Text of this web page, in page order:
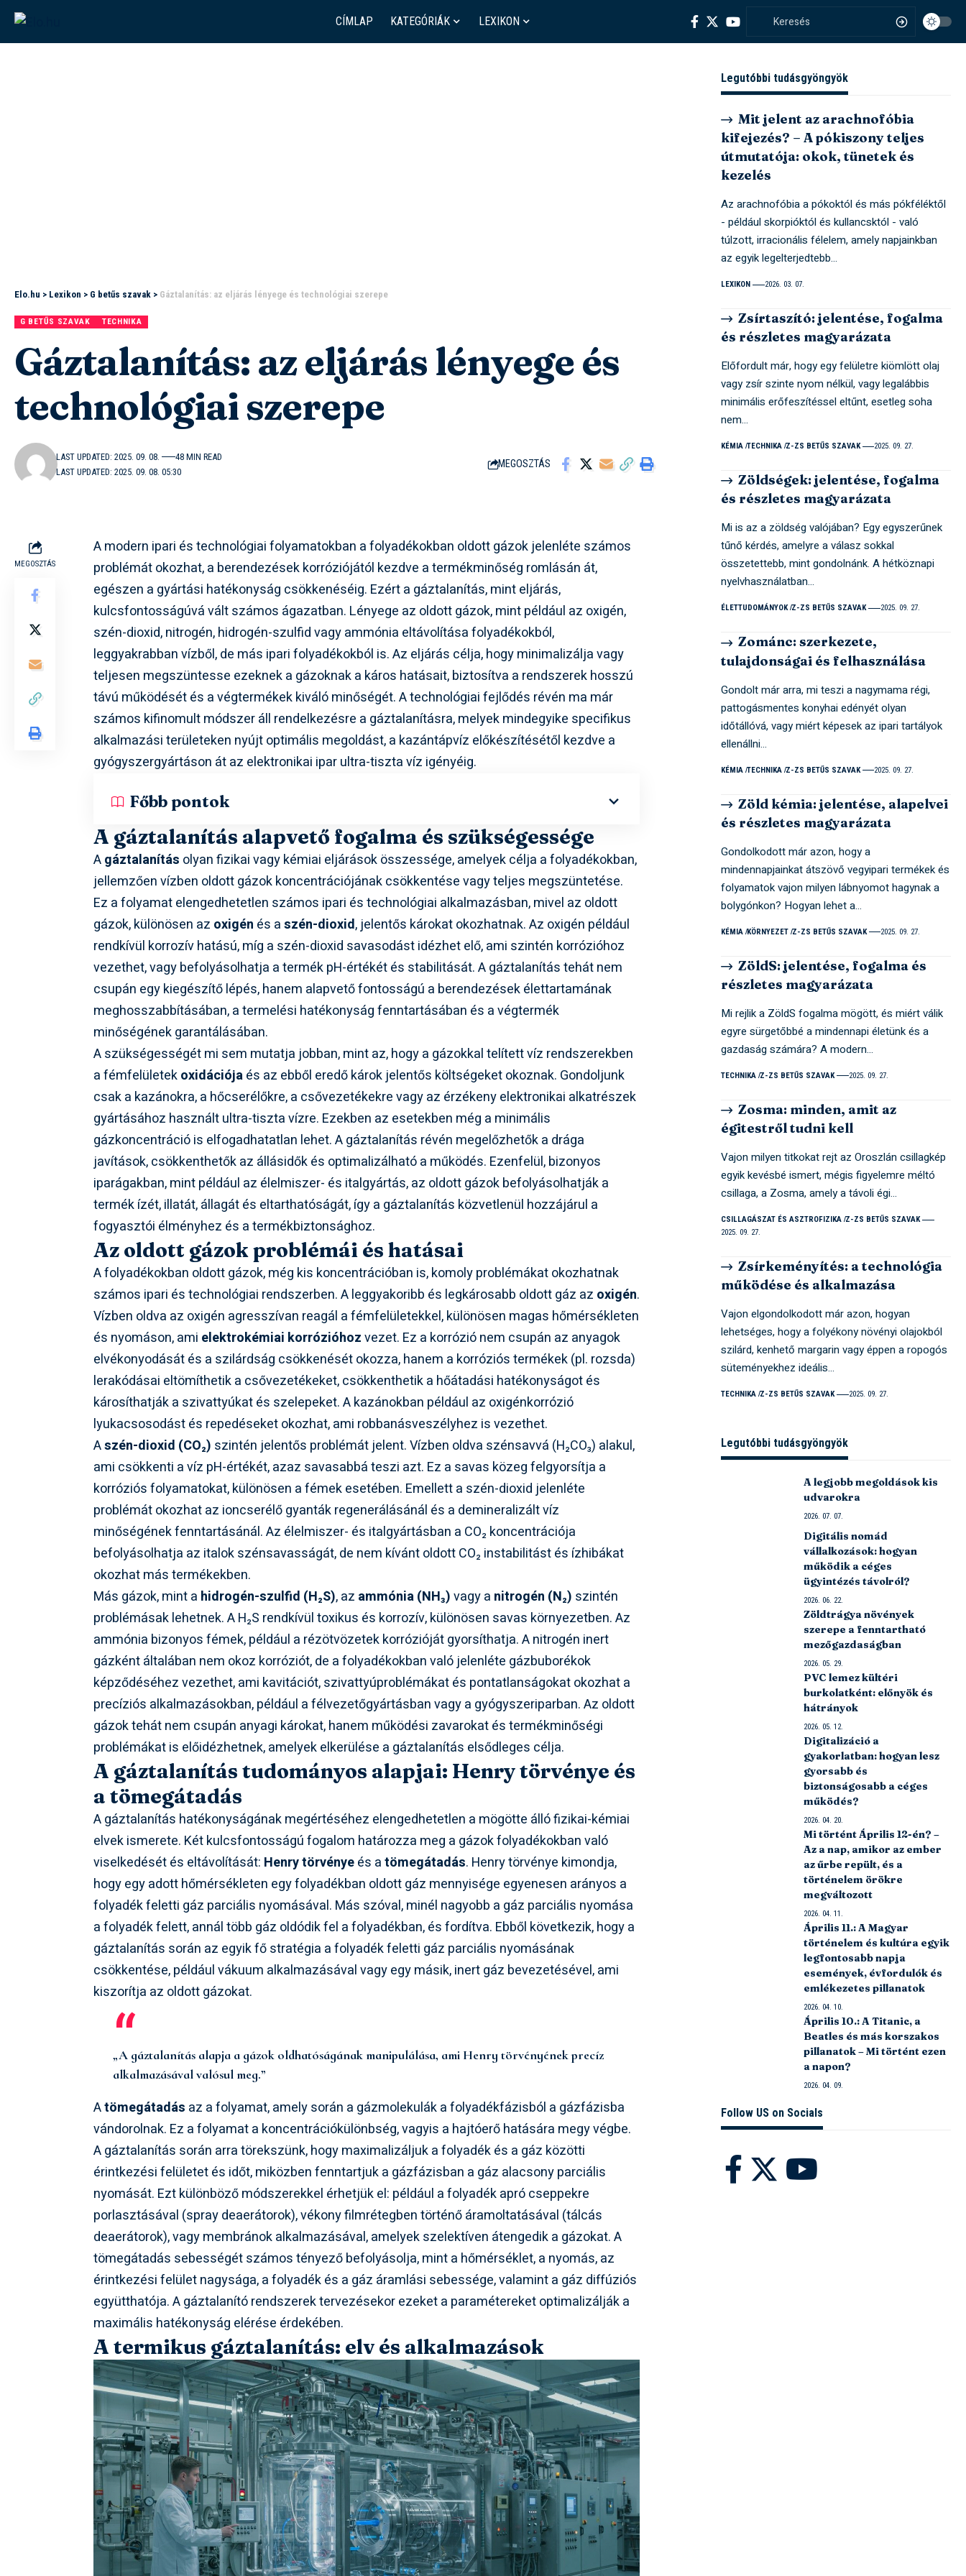
CÍMLAP KATEGÓRIÁK LEXIKON
Elo.hu > Lexikon > G betűs szavak > Gáztalanítás: az eljárás lényege és technológiai szerepe
G BETŰS SZAVAK TECHNIKA
Gáztalanítás: az eljárás lényege és
technológiai szerepe
LAST UPDATED: 2025. 09. 08. 05:30
LAST UPDATED: 2025. 09. 08. 48 MIN READ
MEGOSZTÁS
MEGOSZTÁS
A modern ipari és technológiai folyamatokban a folyadékokban oldott gázok jelenléte számos
problémát okozhat, a berendezések korróziójától kezdve a termékminőség romlásán át,
egészen a gyártási hatékonyság csökkenéséig. Ezért a gáztalanítás, mint eljárás,
kulcsfontosságúvá vált számos ágazatban. Lényege az oldott gázok, mint például az oxigén,
szén-dioxid, nitrogén, hidrogén-szulfid vagy ammónia eltávolítása folyadékokból,
leggyakrabban vízből, de más ipari folyadékokból is. Az eljárás célja, hogy minimalizálja vagy
teljesen megszüntesse ezeknek a gázoknak a káros hatásait, biztosítva a rendszerek hosszú
távú működését és a végtermékek kiváló minőségét. A technológiai fejlődés révén ma már
számos kifinomult módszer áll rendelkezésre a gáztalanításra, melyek mindegyike specifikus
alkalmazási területeken nyújt optimális megoldást, a kazántápvíz előkészítésétől kezdve a
gyógyszergyártáson át az elektronikai ipar ultra-tiszta víz igényéig.
Főbb pontok
A gáztalanítás alapvető fogalma és szükségessége
Agáztalanítás olyan fizikai vagy kémiai eljárások összessége, amelyek célja a folyadékokban,
jellemzően vízben oldott gázok koncentrációjának csökkentése vagy teljes megszüntetése.
Ez a folyamat elengedhetetlen számos ipari és technológiai alkalmazásban, mivel az oldott
gázok, különösen az oxigén és aszén-dioxid, jelentős károkat okozhatnak. Az oxigén például
rendkívül korrozív hatású, míg a szén-dioxid savasodást idézhet elő, ami szintén korrózióhoz
vezethet, vagy befolyásolhatja a termék pH-értékét és stabilitását. A gáztalanítás tehát nem
csupán egy kiegészítő lépés, hanem alapvető fontosságú a berendezések élettartamának
meghosszabbításában, a termelési hatékonyság fenntartásában és a végtermék
minőségének garantálásában.
A szükségességét mi sem mutatja jobban, mint az, hogy a gázokkal telített víz rendszerekben
a fémfelületekoxidációjaés az ebből eredő károk jelentős költségeket okoznak. Gondoljunk
csak a kazánokra, a hőcserélőkre, a csővezetékekre vagy az érzékeny elektronikai alkatrészek
gyártásához használt ultra-tiszta vízre. Ezekben az esetekben még a minimális
gázkoncentráció is elfogadhatatlan lehet. A gáztalanítás révén megelőzhetők a drága
javítások, csökkenthetők az állásidők és optimalizálható a működés. Ezenfelül, bizonyos
iparágakban, mint például az élelmiszer- és italgyártás, az oldott gázok befolyásolhatják a
termék ízét, illatát, állagát és eltarthatóságát, így a gáztalanítás közvetlenül hozzájárul a
fogyasztói élményhez és a termékbiztonsághoz.
Az oldott gázok problémái és hatásai
A folyadékokban oldott gázok, még kis koncentrációban is, komoly problémákat okozhatnak
számos ipari és technológiai rendszerben. A leggyakoribb és legkárosabb oldott gáz az oxigén.
Vízben oldva az oxigén agresszívan reagál a fémfelületekkel, különösen magas hőmérsékleten
és nyomáson, ami elektrokémiai korrózióhozvezet. Ez a korrózió nem csupán az anyagok
elvékonyodását és a szilárdság csökkenését okozza, hanem a korróziós termékek (pl. rozsda)
lerakódásai eltömíthetik a csővezetékeket, csökkenthetik a hőátadási hatékonyságot és
károsíthatják a szivattyúkat és szelepeket. A kazánokban például az oxigénkorrózió
lyukacsosodást és repedéseket okozhat, ami robbanásveszélyhez is vezethet.
Aszén-dioxid (CO₂) szintén jelentős problémát jelent. Vízben oldva szénsavvá (H₂CO₃) alakul,
ami csökkenti a víz pH-értékét, azaz savasabbá teszi azt. Ez a savas közeg felgyorsítja a
korróziós folyamatokat, különösen a fémek esetében. Emellett a szén-dioxid jelenléte
problémát okozhat az ioncserélő gyanták regenerálásánál és a demineralizált víz
minőségének fenntartásánál. Az élelmiszer- és italgyártásban a CO₂ koncentrációja
befolyásolhatja az italok szénsavasságát, de nem kívánt oldott CO₂ instabilitást és ízhibákat
okozhat más termékekben.
Más gázok, mint a hidrogén-szulfid (H₂S), az ammónia (NH₃)vagy a nitrogén (N₂) szintén
problémásak lehetnek. A H₂S rendkívül toxikus és korrozív, különösen savas környezetben. Az
ammónia bizonyos fémek, például a rézötvözetek korrózióját gyorsíthatja. A nitrogén inert
gázként általában nem okoz korróziót, de a folyadékokban való jelenléte gázbuborékok
képződéséhez vezethet, ami kavitációt, szivattyúproblémákat és pontatlanságokat okozhat a
precíziós alkalmazásokban, például a félvezetőgyártásban vagy a gyógyszeriparban. Az oldott
gázok tehát nem csupán anyagi károkat, hanem működési zavarokat és termékminőségi
problémákat is előidézhetnek, amelyek elkerülése a gáztalanítás elsődleges célja.
A gáztalanítás tudományos alapjai: Henry törvénye és
a tömegátadás
A gáztalanítás hatékonyságának megértéséhez elengedhetetlen a mögötte álló fizikai-kémiai
elvek ismerete. Két kulcsfontosságú fogalom határozza meg a gázok folyadékokban való
viselkedését és eltávolítását: Henry törvényeés atömegátadás. Henry törvénye kimondja,
hogy egy adott hőmérsékleten egy folyadékban oldott gáz mennyisége egyenesen arányos a
folyadék feletti gáz parciális nyomásával. Más szóval, minél nagyobb a gáz parciális nyomása
a folyadék felett, annál több gáz oldódik fel a folyadékban, és fordítva. Ebből következik, hogy a
gáztalanítás során az egyik fő stratégia a folyadék feletti gáz parciális nyomásának
csökkentése, például vákuum alkalmazásával vagy egy másik, inert gáz bevezetésével, ami
kiszorítja az oldott gázokat.
„A gáztalanítás alapja a gázok oldhatóságának manipulálása, ami Henry törvényének precíz
alkalmazásával valósul meg.”
Atömegátadás az a folyamat, amely során a gázmolekulák a folyadékfázisból a gázfázisba
vándorolnak. Ez a folyamat a koncentrációkülönbség, vagyis a hajtóerő hatására megy végbe.
A gáztalanítás során arra törekszünk, hogy maximalizáljuk a folyadék és a gáz közötti
érintkezési felületet és időt, miközben fenntartjuk a gázfázisban a gáz alacsony parciális
nyomását. Ezt különböző módszerekkel érhetjük el: például a folyadék apró cseppekre
porlasztásával (spray deaerátorok), vékony filmrétegben történő áramoltatásával (tálcás
deaerátorok), vagy membránok alkalmazásával, amelyek szelektíven átengedik a gázokat. A
tömegátadás sebességét számos tényező befolyásolja, mint a hőmérséklet, a nyomás, az
érintkezési felület nagysága, a folyadék és a gáz áramlási sebessége, valamint a gáz diffúziós
együtthatója. A gáztalanító rendszerek tervezésekor ezeket a paramétereket optimalizálják a
maximális hatékonyság elérése érdekében.
A termikus gáztalanítás: elv és alkalmazások
Legutóbbi tudásgyöngyök
Mit jelent az arachnofóbia
kifejezés? – A pókiszony teljes
útmutatója: okok, tünetek és
kezelés
Az arachnofóbia a pókoktól és más pókféléktől
- például skorpióktól és kullancsktól - való
túlzott, irracionális félelem, amely napjainkban
az egyik legelterjedtebb…
LEXIKON 2026. 03. 07.
Zsírtaszító: jelentése, fogalma
és részletes magyarázata
Előfordult már, hogy egy felületre kiömlött olaj
vagy zsír szinte nyom nélkül, vagy legalábbis
minimális erőfeszítéssel eltűnt, esetleg soha
nem…
KÉMIA TECHNIKA Z-ZS BETŰS SZAVAK 2025. 09. 27.
Zöldségek: jelentése, fogalma
és részletes magyarázata
Mi is az a zöldség valójában? Egy egyszerűnek
tűnő kérdés, amelyre a válasz sokkal
összetettebb, mint gondolnánk. A hétköznapi
nyelvhasználatban…
ÉLETTUDOMÁNYOK Z-ZS BETŰS SZAVAK 2025. 09. 27.
Zománc: szerkezete,
tulajdonságai és felhasználása
Gondolt már arra, mi teszi a nagymama régi,
pattogásmentes konyhai edényét olyan
időtállóvá, vagy miért képesek az ipari tartályok
ellenállni…
KÉMIA TECHNIKA Z-ZS BETŰS SZAVAK 2025. 09. 27.
Zöld kémia: jelentése, alapelvei
és részletes magyarázata
Gondolkodott már azon, hogy a
mindennapjainkat átszövő vegyipari termékek és
folyamatok vajon milyen lábnyomot hagynak a
bolygónkon? Hogyan lehet a…
KÉMIA KÖRNYEZET Z-ZS BETŰS SZAVAK 2025. 09. 27.
ZöldS: jelentése, fogalma és
részletes magyarázata
Mi rejlik a ZöldS fogalma mögött, és miért válik
egyre sürgetőbbé a mindennapi életünk és a
gazdaság számára? A modern…
TECHNIKA Z-ZS BETŰS SZAVAK 2025. 09. 27.
Zosma: minden, amit az
égitestről tudni kell
Vajon milyen titkokat rejt az Oroszlán csillagkép
egyik kevésbé ismert, mégis figyelemre méltó
csillaga, a Zosma, amely a távoli égi…
CSILLAGÁSZAT ÉS ASZTROFIZIKA Z-ZS BETŰS SZAVAK
2025. 09. 27.
Zsírkeményítés: a technológia
működése és alkalmazása
Vajon elgondolkodott már azon, hogyan
lehetséges, hogy a folyékony növényi olajokból
szilárd, kenhető margarin vagy éppen a ropogós
süteményekhez ideális…
TECHNIKA Z-ZS BETŰS SZAVAK 2025. 09. 27.
Legutóbbi tudásgyöngyök
A legjobb megoldások kis
udvarokra
2026. 07. 07.
Digitális nomád
vállalkozások: hogyan
működik a céges
ügyintézés távolról?
2026. 06. 22.
Zöldtrágya növények
szerepe a fenntartható
mezőgazdaságban
2026. 05. 29.
PVC lemez kültéri
burkolatként: előnyök és
hátrányok
2026. 05. 12.
Digitalizáció a
gyakorlatban: hogyan lesz
gyorsabb és
biztonságosabb a céges
működés?
2026. 04. 20.
Mi történt Április 12-én? –
Az a nap, amikor az ember
az űrbe repült, és a
történelem örökre
megváltozott
2026. 04. 11.
Április 11.: A Magyar
történelem és kultúra egyik
legfontosabb napja
események, évfordulók és
emlékezetes pillanatok
2026. 04. 10.
Április 10.: A Titanic, a
Beatles és más korszakos
pillanatok – Mi történt ezen
a napon?
2026. 04. 09.
Follow US on Socials